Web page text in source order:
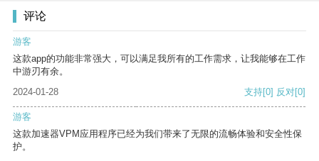
评论
游客
这款app的功能非常强大，可以满足我所有的工作需求，让我能够在工作
中游刃有余。
2024-01-28
支持[0] 反对[0]
游客
这款加速器VPM应用程序已经为我们带来了无限的流畅体验和安全性保
护。